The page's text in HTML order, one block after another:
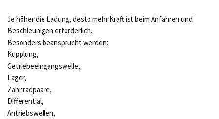
Je höher die Ladung, desto mehr Kraft ist beim Anfahren und
Beschleunigen erforderlich.
Besonders beansprucht werden:
Kupplung,
Getriebeeingangswelle,
Lager,
Zahnradpaare,
Differential,
Antriebswellen,